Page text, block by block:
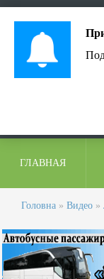
ГЛАВНАЯ
Головна » Видео »